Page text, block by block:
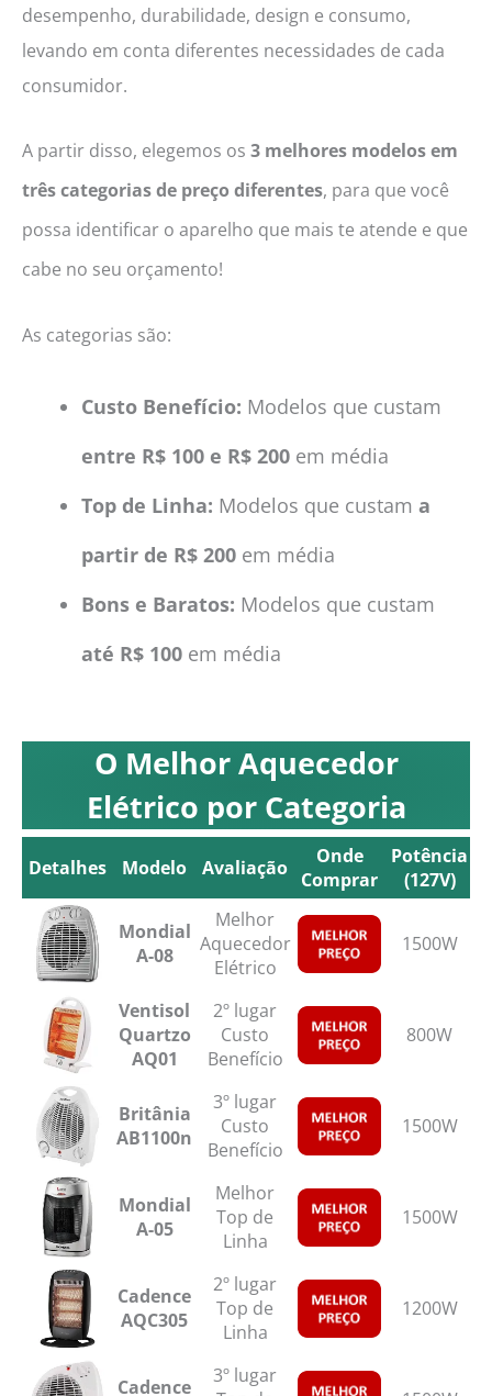
desempenho, durabilidade, design e consumo,
levando em conta diferentes necessidades de cada
consumidor.
A partir disso, elegemos os 3 melhores modelos em
três categorias de preço diferentes, para que você
possa identificar o aparelho que mais te atende e que
cabe no seu orçamento!
As categorias são:
Custo Benefício: Modelos que custam
entre R$ 100 e R$ 200 em média
Top de Linha: Modelos que custam a
partir de R$ 200 em média
Bons e Baratos: Modelos que custam
até R$ 100 em média
O Melhor Aquecedor
Elétrico por Categoria
Detalhes Modelo Avaliação
Onde
Comprar
Potência
(127V)
Detalhes
Avaliação
Onde
Comprar
(127V)
Mondial
A-08
Melhor
Aquecedor
Elétrico
1500W
Ventisol
Quartzo
AQ01
2º lugar
Custo
Benefício
800W
Britânia
AB1100n
3º lugar
Custo
Benefício
1500W
Mondial
A-05
Melhor
Top de
Linha
1500W
Cadence
AQC305
2º lugar
Top de
Linha
1200W
Cadence
3º lugar